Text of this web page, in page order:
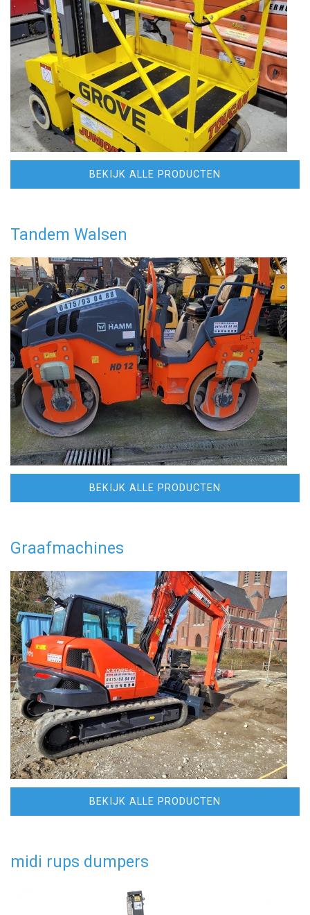
BEKIJK ALLE PRODUCTEN
Tandem Walsen
BEKIJK ALLE PRODUCTEN
Graafmachines
BEKIJK ALLE PRODUCTEN
midi rups dumpers